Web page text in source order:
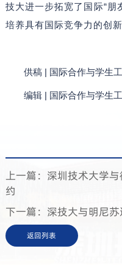
技大进一步拓宽了国际“朋
培养具有国际竞争力的创
供稿 | 国际合作与学生
编辑 | 国际合作与学生
上一篇：深圳技术大学
约
下一篇：深技大与明尼
返回列表